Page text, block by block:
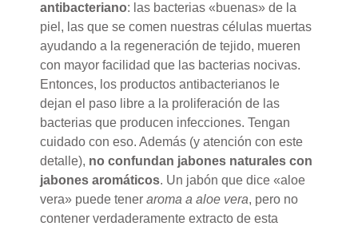
antibacteriano: las bacterias «buenas» de la
piel, las que se comen nuestras células muertas
ayudando a la regeneración de tejido, mueren
con mayor facilidad que las bacterias nocivas.
Entonces, los productos antibacterianos le
dejan el paso libre a la proliferación de las
bacterias que producen infecciones. Tengan
cuidado con eso. Además (y atención con este
detalle), no confundan jabones naturales con
jabones aromáticos. Un jabón que dice «aloe
vera» puede tener aroma a aloe vera, pero no
contener verdaderamente extracto de esta